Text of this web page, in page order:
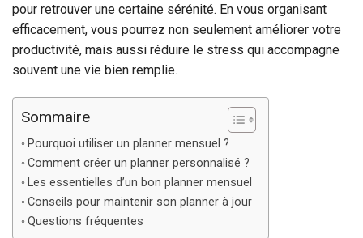
pour retrouver une certaine sérénité. En vous organisant
efficacement, vous pourrez non seulement améliorer votre
productivité, mais aussi réduire le stress qui accompagne
souvent une vie bien remplie.
Sommaire
Pourquoi utiliser un planner mensuel ?
Comment créer un planner personnalisé ?
Les essentielles d’un bon planner mensuel
Conseils pour maintenir son planner à jour
Questions fréquentes